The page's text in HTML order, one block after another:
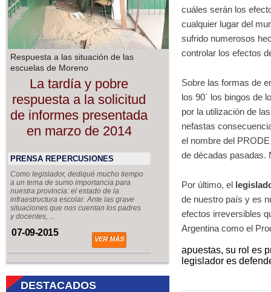
Respuesta a las situación de las
escuelas de Moreno
La tardía y pobre
respuesta a la solicitud
de informes presentada
en marzo de 2014
PRENSA REPERCUSIONES
Como legislador, dediqué mucho tiempo
a un tema de sumo importancia para
nuestra provincia: el estado de la
infraestructura escolar. Ante las grave
situaciones que nos cuentan los padres
y docentes, ...
07-09-2015
VER MÁS
DESTACADOS
cuáles serán los
cualquier lugar del
sufrido numerosos
controlar los efectos
Sobre las formas de
los 90´ los bingos de
por la utilización de
nefastas
el nombre del
de décadas pasadas.
Por último, el
de nuestro país y es
efectos irreversibles
Argentina como el
apuestas, su rol es
legislador es